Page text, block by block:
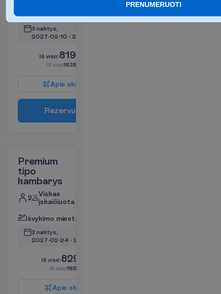
Išvykimo miestas: Vilnius
3 naktys,
2027-02-10 - 2027-02-13
Iš viso:819.00
Iš viso1638.00
Apie skr
Rezervu
Premium
tipo
kambarys
2
Viskas
įskaičiuota
Išvykimo miesta
3 naktys,
2027-02-24 - 2027-02-27
Iš viso:829.00
Iš viso1658.00
Apie sk
PRENUMERUOTI